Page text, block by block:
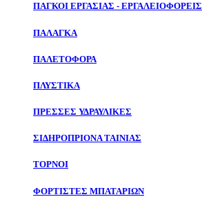
ΠΑΓΚΟΙ ΕΡΓΑΣΙΑΣ - ΕΡΓΑΛΕΙΟΦΟΡΕΙΣ
ΠΑΛΑΓΚΑ
ΠΑΛΕΤΟΦΟΡΑ
ΠΛΥΣΤΙΚΑ
ΠΡΕΣΣΕΣ ΥΔΡΑΥΛΙΚΕΣ
ΣΙΔΗΡΟΠΡΙΟΝΑ ΤΑΙΝΙΑΣ
ΤΟΡΝΟΙ
ΦΟΡΤΙΣΤΕΣ ΜΠΑΤΑΡΙΩΝ